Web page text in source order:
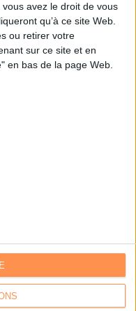
avez le droit de vous
qu’à ce site Web.
ou retirer votre
sur ce site et en
en bas de la page Web.
avec ACE